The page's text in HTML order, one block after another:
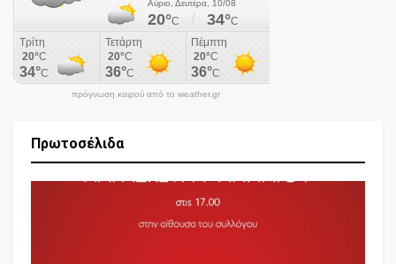
πρόγνωση καιρού από το weather.gr
Πρωτοσέλιδα